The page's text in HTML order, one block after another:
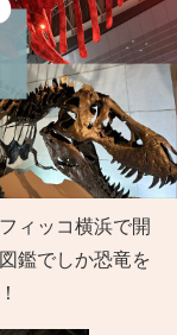
ィッコ横浜で開
鑑でしか恐竜を